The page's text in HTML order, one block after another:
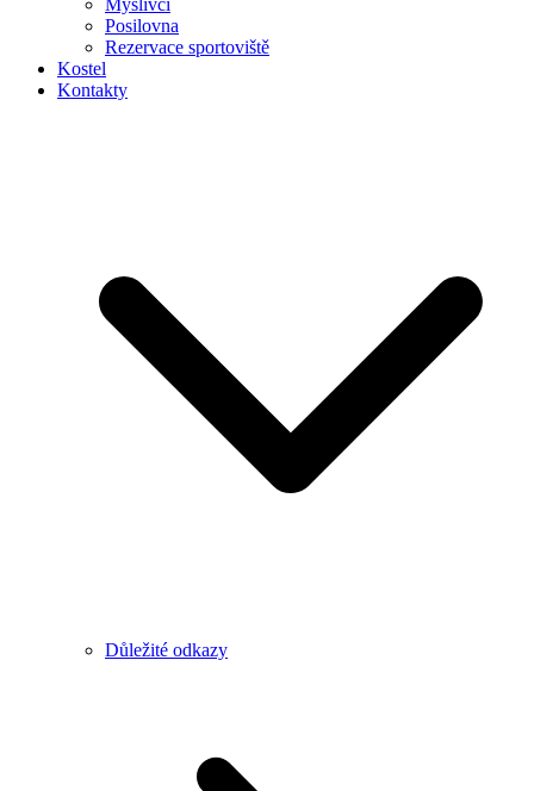
Myslivci
Posilovna
Rezervace sportoviště
Kostel
Kontakty
Důležité odkazy